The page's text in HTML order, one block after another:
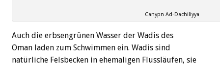
Canypn Ad-Dachiliyya
Auch die erbsengrünen Wasser der Wadis des
Oman laden zum Schwimmen ein. Wadis sind
natürliche Felsbecken in ehemaligen Flussläufen, sie